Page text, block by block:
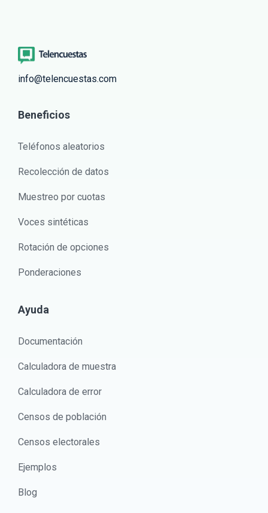
info@telencuestas.com
Beneficios
Teléfonos aleatorios
Recolección de datos
Muestreo por cuotas
Voces sintéticas
Rotación de opciones
Ponderaciones
Ayuda
Documentación
Calculadora de muestra
Calculadora de error
Censos de población
Censos electorales
Ejemplos
Blog